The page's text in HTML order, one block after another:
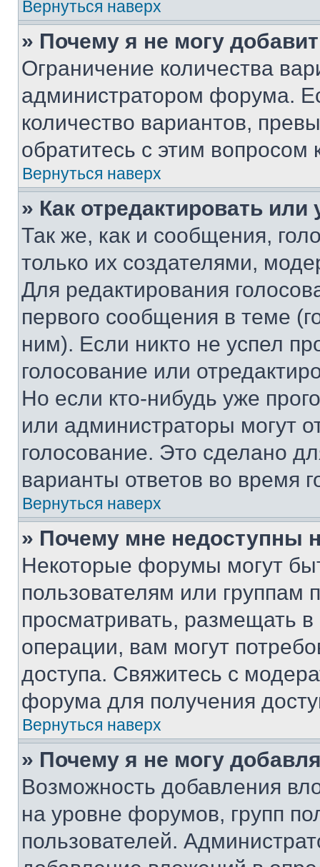
Вернуться наверх
» Почему я не могу
Ограничение количества
администратором форума.
количество вариантов,
обратитесь с этим вопросом
Вернуться наверх
» Как отредактировать
Так же, как и сообщения,
только их создателями,
Для редактирования
первого сообщения в теме
ним). Если никто не успел
голосование или
Но если кто-нибудь уже
или администраторы могут
голосование. Это сделано
варианты ответов во время
Вернуться наверх
» Почему мне недоступны
Некоторые форумы могут
пользователям или группам
просматривать, размещать
операции, вам могут
доступа. Свяжитесь с
форума для получения
Вернуться наверх
» Почему я не могу
Возможность добавления
на уровне форумов, групп
пользователей.